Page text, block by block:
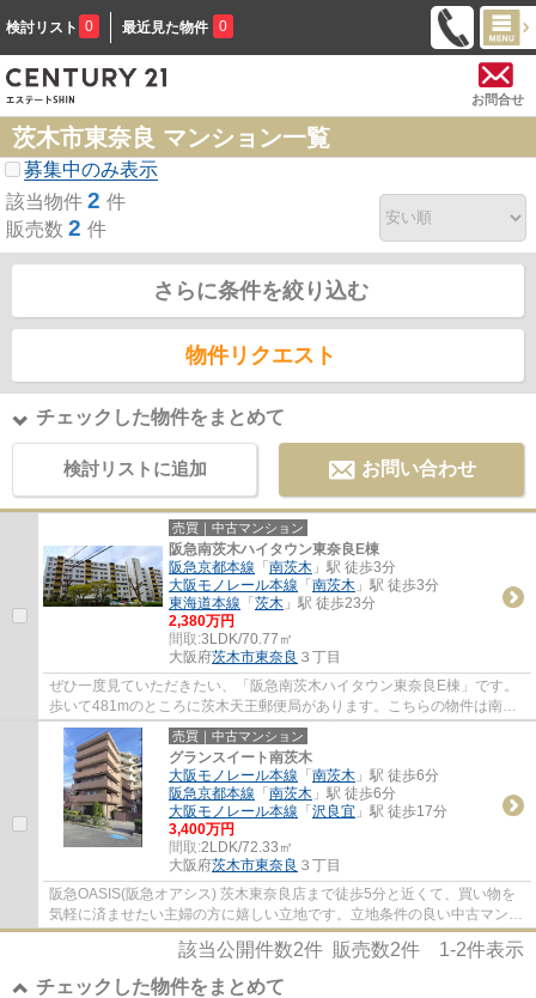
検討リスト 0 最近見た物件 0
お問合せ
茨木市東奈良 マンション一覧
募集中のみ表示
該当物件 2 件
販売数 2 件
さらに条件を絞り込む
物件リクエスト
チェックした物件をまとめて
検討リストに追加 お問い合わせ
売買｜中古マンション
阪急南茨木ハイタウン東奈良E棟
阪急京都本線 「 南茨木 」駅 徒歩3分
大阪モノレール本線 「 南茨木 」駅 徒歩3分
東海道本線 「 茨木 」駅 徒歩23分
2,380万円
間取:3LDK/70.77㎡
大阪府茨木市東奈良 ３丁目
ぜひ一度見ていただきたい、「阪急南茨木ハイタウン東奈良E棟」です。
歩いて481mのところに茨木天王郵便局があります。こちらの物件は南向
きです。多くの方に好評な、清潔感のある室内...
売買｜中古マンション
グランスイート南茨木
大阪モノレール本線 「 南茨木 」駅 徒歩6分
阪急京都本線 「 南茨木 」駅 徒歩6分
大阪モノレール本線 「 沢良宜 」駅 徒歩17分
3,400万円
間取:2LDK/72.33㎡
大阪府茨木市東奈良 ３丁目
阪急OASIS(阪急オアシス) 茨木東奈良店まで徒歩5分と近くて、買い物を
気軽に済ませたい主婦の方に嬉しい立地です。立地条件の良い中古マンシ
ョンは生活の質を高めてくれます。当社はお...
該当公開件数2件 販売数2件 1-2件表示
チェックした物件をまとめて